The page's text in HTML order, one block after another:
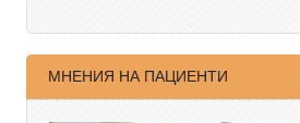
МНЕНИЯ НА ПАЦИЕНТИ